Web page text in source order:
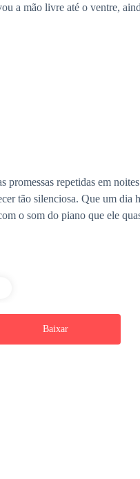
a mão livre até o ventre,
promessas repetidas em
tão silenciosa. Que um dia
o som do piano que ele
Baixar